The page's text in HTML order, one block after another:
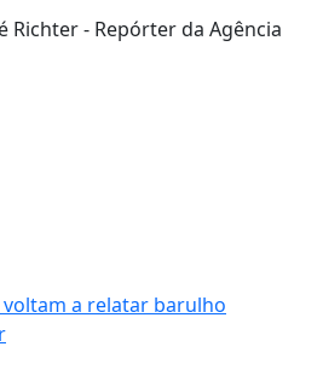
Richter - Repórter da Agência